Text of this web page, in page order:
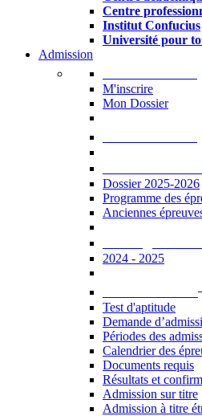
Centre
Institut Confucius
Université pour
Admission
M'inscrire
Mon Dossier
Dossier 2025-2026
Programme des
Anciennes
2024 - 2025
Test d'aptitude
Demande
Périodes des
Calendrier des
Documents requis
Résultats et
Admission sur titre
Admission à titre